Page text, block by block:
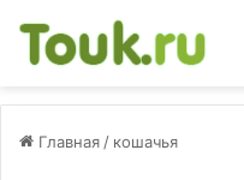
Главная / кошачья